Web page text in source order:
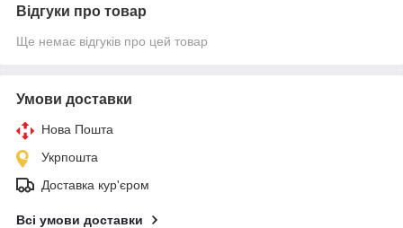
Відгуки про товар
Ще немає відгуків про цей товар
Умови доставки
Нова Пошта
Укрпошта
Доставка кур'єром
Всі умови доставки